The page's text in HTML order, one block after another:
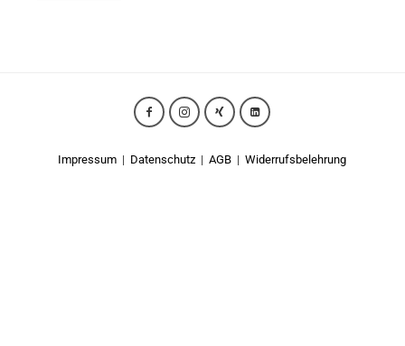
Impressum | Datenschutz |AGB |Widerrufsbelehrung